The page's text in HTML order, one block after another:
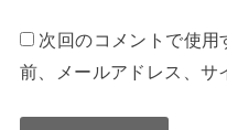
次回のコメントで使用
前、メールアドレス、サ